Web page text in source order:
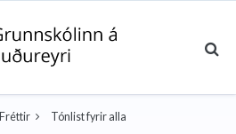
Fréttir Tónlist fyrir alla